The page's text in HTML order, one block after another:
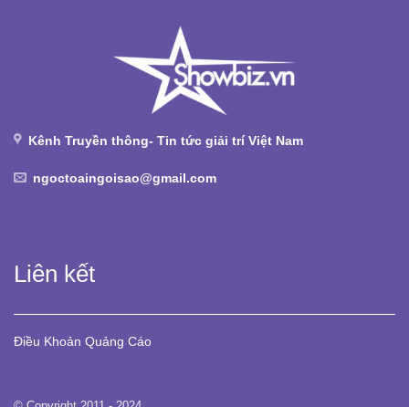
Kênh Truyền thông- Tin tức giải trí Việt Nam
ngoctoaingoisao@gmail.com
Liên kết
Điều Khoản Quảng Cáo